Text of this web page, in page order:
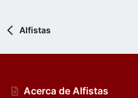
Alfistas
Acerca de Alfistas